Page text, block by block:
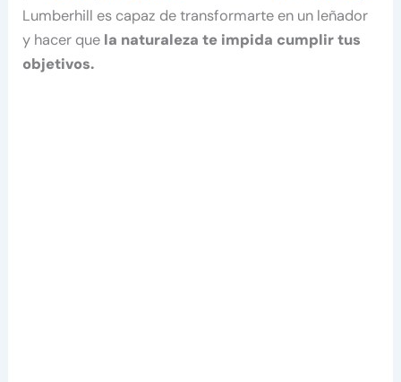
Lumberhill es capaz de transformarte en un leñador
y hacer que la naturaleza te impida cumplir tus
objetivos.